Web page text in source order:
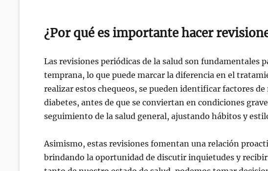
¿Por qué es importante hacer
Las revisiones periódicas de la salud son fundamentales
temprana, lo que puede marcar la diferencia en el
realizar estos chequeos, se pueden identificar factores
diabetes, antes de que se conviertan en condiciones
seguimiento de la salud general, ajustando hábitos y
Asimismo, estas revisiones fomentan una relación
brindando la oportunidad de discutir inquietudes y